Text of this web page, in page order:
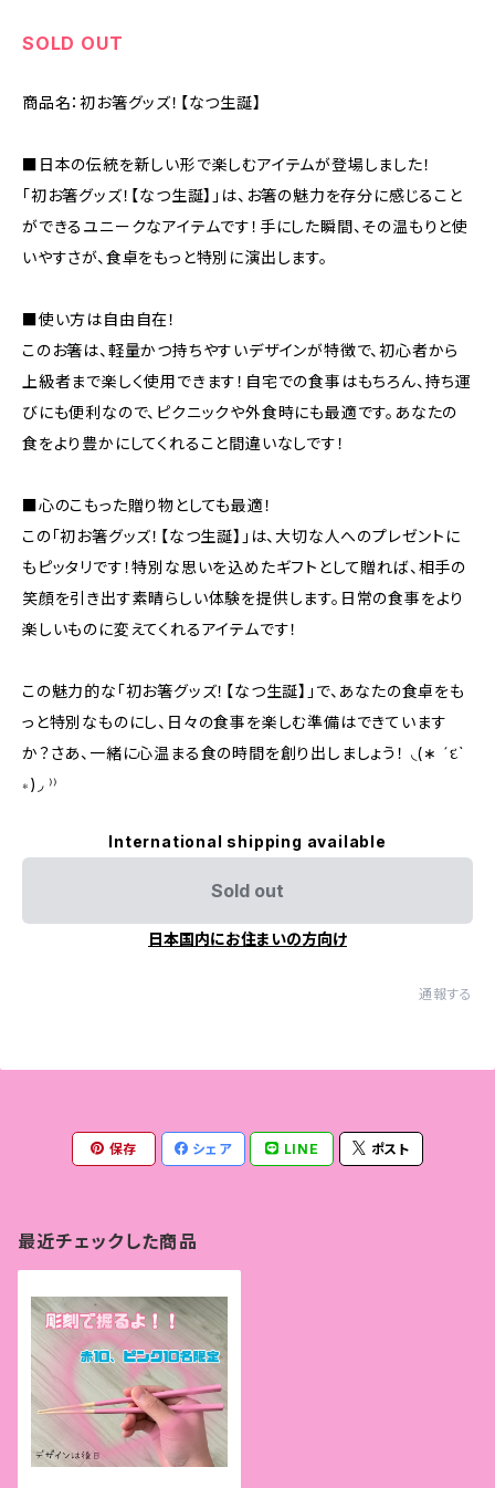
SOLD OUT
商品名：初お箸グッズ！【なつ生誕】
■日本の伝統を新しい形で楽しむアイテムが登場しました！
「初お箸グッズ！【なつ生誕】」は、お箸の魅力を存分に感じること
ができるユニークなアイテムです！手にした瞬間、その温もりと使
いやすさが、食卓をもっと特別に演出します。
■使い方は自由自在！
このお箸は、軽量かつ持ちやすいデザインが特徴で、初心者から
上級者まで楽しく使用できます！自宅での食事はもちろん、持ち運
びにも便利なので、ピクニックや外食時にも最適です。あなたの
食をより豊かにしてくれること間違いなしです！
■心のこもった贈り物としても最適！
この「初お箸グッズ！【なつ生誕】」は、大切な人へのプレゼントに
もピッタリです！特別な思いを込めたギフトとして贈れば、相手の
笑顔を引き出す素晴らしい体験を提供します。日常の食事をより
楽しいものに変えてくれるアイテムです！
この魅力的な「初お箸グッズ！【なつ生誕】」で、あなたの食卓をも
っと特別なものにし、日々の食事を楽しむ準備はできています
か？さあ、一緒に心温まる食の時間を創り出しましょう！ ◟(∗ ˊદ`
∗)◞ ⁾⁾
International shipping available
Sold out
日本国内にお住まいの方向け
通報する
保存 シェア LINE ポスト
最近チェックした商品